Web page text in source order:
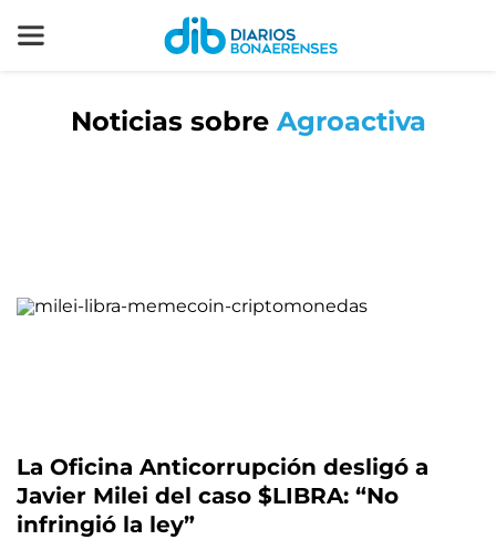
Noticias sobre Agroactiva
La Oficina Anticorrupción desligó a
Javier Milei del caso $LIBRA: “No
infringió la ley”